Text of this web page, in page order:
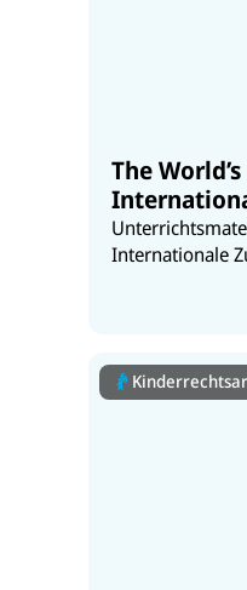
The
Internationale